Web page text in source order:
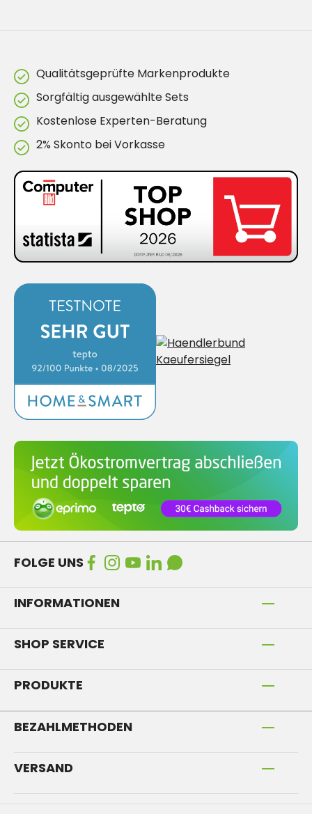
Qualitätsgeprüfte Markenprodukte
Sorgfältig ausgewählte Sets
Kostenlose Experten-Beratung
2% Skonto bei Vorkasse
FOLGE UNS
INFORMATIONEN
SHOP SERVICE
PRODUKTE
BEZAHLMETHODEN
VERSAND